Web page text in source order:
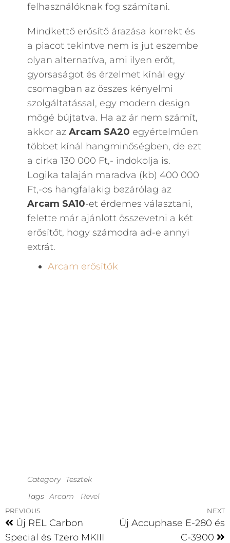
felhasználóknak fog számítani.
Mindkettő erősítő árazása korrekt és
a piacot tekintve nem is jut eszembe
olyan alternatíva, ami ilyen erőt,
gyorsaságot és érzelmet kínál egy
csomagban az összes kényelmi
szolgáltatással, egy modern design
mögé bújtatva. Ha az ár nem számít,
akkor az Arcam SA20 egyértelműen
többet kínál hangminőségben, de ezt
a cirka 130 000 Ft,- indokolja is.
Logika talaján maradva (kb) 400 000
Ft,-os hangfalakig bezárólag az
Arcam SA10-et érdemes választani,
felette már ajánlott összevetni a két
erősítőt, hogy számodra ad-e annyi
extrát.
Arcam erősítők
Category
Tesztek
Tags Arcam Revel
PREVIOUS
Új REL Carbon
Special és Tzero MKIII
NEXT
Új Accuphase E-280 és
C-3900